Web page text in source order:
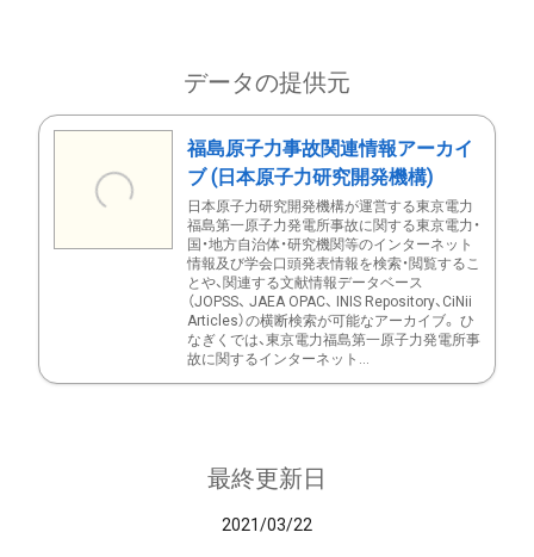
データの提供元
福島原子力事故関連情報アーカイ
ブ (日本原子力研究開発機構)
日本原子力研究開発機構が運営する東京電力
福島第一原子力発電所事故に関する東京電力・
国・地方自治体・研究機関等のインターネット
情報及び学会口頭発表情報を検索・閲覧するこ
とや、関連する文献情報データベース
（JOPSS、 JAEA OPAC、 INIS Repository、CiNii
Articles）の横断検索が可能なアーカイブ。 ひ
なぎくでは、東京電力福島第一原子力発電所事
故に関するインターネット...
最終更新日
2021/03/22